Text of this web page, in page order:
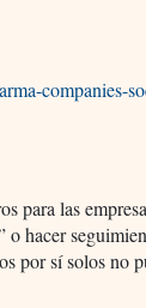
companies-
para las
o hacer
por sí solos no